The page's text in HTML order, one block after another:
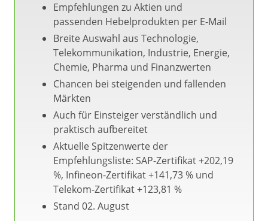
Empfehlungen zu Aktien und
passenden Hebelprodukten per E-Mail
Breite Auswahl aus Technologie,
Telekommunikation, Industrie, Energie,
Chemie, Pharma und Finanzwerten
Chancen bei steigenden und fallenden
Märkten
Auch für Einsteiger verständlich und
praktisch aufbereitet
Aktuelle Spitzenwerte der
Empfehlungsliste: SAP-Zertifikat +202,19
%, Infineon-Zertifikat +141,73 % und
Telekom-Zertifikat +123,81 %
Stand 02. August